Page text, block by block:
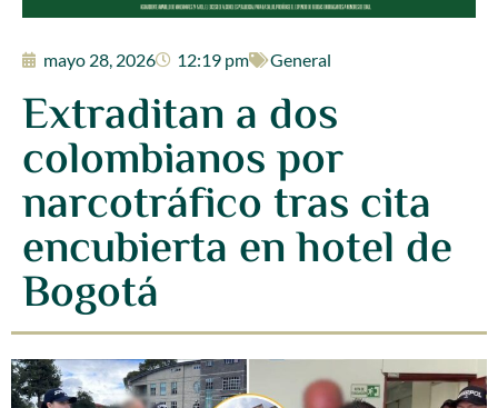
mayo 28, 2026 12:19 pm General
Extraditan a dos
colombianos por
narcotráfico tras cita
encubierta en hotel de
Bogotá